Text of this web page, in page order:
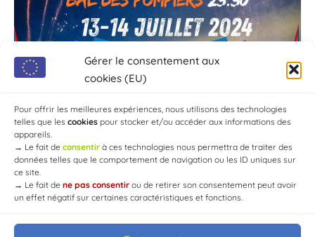
Gérer le consentement aux
cookies (EU)
Pour offrir les meilleures expériences, nous utilisons des technologies
telles que les cookies pour stocker et/ou accéder aux informations des
appareils.
→ Le fait de consentir à ces technologies nous permettra de traiter des
données telles que le comportement de navigation ou les ID uniques sur
ce site.
→ Le fait de ne pas consentir ou de retirer son consentement peut avoir
un effet négatif sur certaines caractéristiques et fonctions.